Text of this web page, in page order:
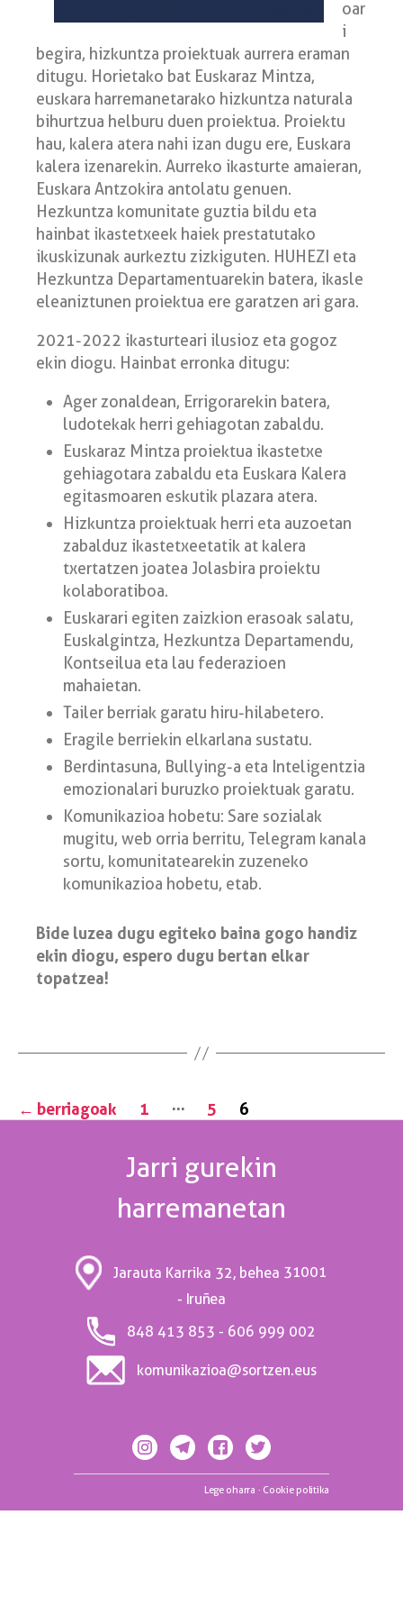
oar
i
begira, hizkuntza proiektuak aurrera eraman
ditugu. Horietako bat Euskaraz Mintza,
euskara harremanetarako hizkuntza naturala
bihurtzua helburu duen proiektua. Proiektu
hau, kalera atera nahi izan dugu ere, Euskara
kalera izenarekin. Aurreko ikasturte amaieran,
Euskara Antzokira antolatu genuen.
Hezkuntza komunitate guztia bildu eta
hainbat ikastetxeek haiek prestatutako
ikuskizunak aurkeztu zizkiguten. HUHEZI eta
Hezkuntza Departamentuarekin batera, ikasle
eleaniztunen proiektua ere garatzen ari gara.
2021-2022 ikasturteari ilusioz eta gogoz
ekin diogu. Hainbat erronka ditugu:
Ager zonaldean, Errigorarekin batera,
ludotekak herri gehiagotan zabaldu.
Euskaraz Mintza proiektua ikastetxe
gehiagotara zabaldu eta Euskara Kalera
egitasmoaren eskutik plazara atera.
Hizkuntza proiektuak herri eta auzoetan
zabalduz ikastetxeetatik at kalera
txertatzen joatea Jolasbira proiektu
kolaboratiboa.
Euskarari egiten zaizkion erasoak salatu,
Euskalgintza, Hezkuntza Departamendu,
Kontseilua eta lau federazioen
mahaietan.
Tailer berriak garatu hiru-hilabetero.
Eragile berriekin elkarlana sustatu.
Berdintasuna, Bullying-a eta Inteligentzia
emozionalari buruzko proiektuak garatu.
Komunikazioa hobetu: Sare sozialak
mugitu, web orria berritu, Telegram kanala
sortu, komunitatearekin zuzeneko
komunikazioa hobetu, etab.
Bide luzea dugu egiteko baina gogo handiz
ekin diogu, espero dugu bertan elkar
topatzea!
← berriagoak 1 … 5 6
Jarri gurekin
harremanetan
Jarauta Karrika 32, behea 31001
- Iruñea
848 413 853 - 606 999 002
komunikazioa@sortzen.eus
Lege oharra · Cookie politika